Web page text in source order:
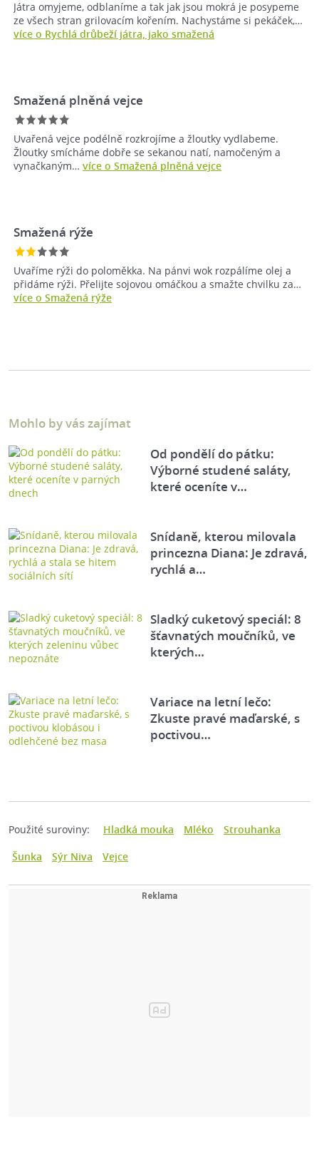
Játra omyjeme, odblaníme a tak jak jsou mokrá je posypeme
ze všech stran grilovacím kořením. Nachystáme si pekáček,…
více o Rychlá drůbeží játra, jako smažená
Smažená plněná vejce
Uvařená vejce podélně rozkrojíme a žloutky vydlabeme.
Žloutky smícháme dobře se sekanou natí, namočeným a
vynačkaným… více o Smažená plněná vejce
Smažená rýže
Uvaříme rýži do poloměkka. Na pánvi wok rozpálíme olej a
přidáme rýži. Přelijte sojovou omáčkou a smažte chvilku za…
více o Smažená rýže
Mohlo by vás zajímat
Od pondělí do pátku:
Výborné studené saláty,
které oceníte v…
Snídaně, kterou milovala
princezna Diana: Je zdravá,
rychlá a…
Sladký cuketový speciál: 8
šťavnatých moučníků, ve
kterých…
Variace na letní lečo:
Zkuste pravé maďarské, s
poctivou…
Použité suroviny: Hladká mouka Mléko
Strouhanka
Šunka
Sýr Niva Vejce